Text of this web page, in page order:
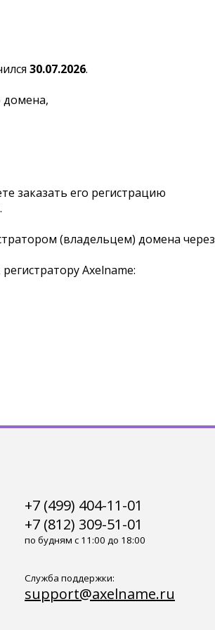
30.07.2026.
домена,
заказать его регистрацию
(владельцем) домена через
Axelname:
+7 (499) 404-11-01
+7 (812) 309-51-01
по будням с 11:00 до 18:00
Служба поддержки:
support@axelname.ru